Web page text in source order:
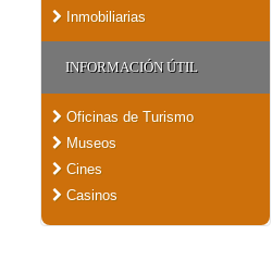
Inmobiliarias
INFORMACIÓN ÚTIL
Oficinas de Turismo
Museos
Cines
Casinos